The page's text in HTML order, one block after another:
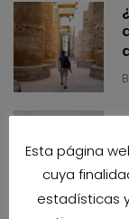
Esta página
cuya
estadísticas